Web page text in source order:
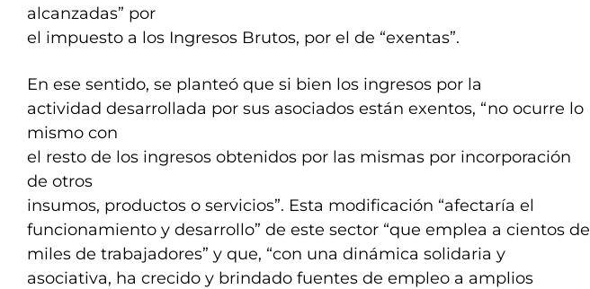
alcanzadas” por
el impuesto a los Ingresos Brutos, por el de “exentas”.
En ese sentido, se planteó que si bien los ingresos por la
actividad desarrollada por sus asociados están exentos, “no ocurre lo
mismo con
el resto de los ingresos obtenidos por las mismas por incorporación
de otros
insumos, productos o servicios”. Esta modificación “afectaría el
funcionamiento y desarrollo” de este sector “que emplea a cientos de
miles de trabajadores” y que, “con una dinámica solidaria y
asociativa, ha crecido y brindado fuentes de empleo a amplios